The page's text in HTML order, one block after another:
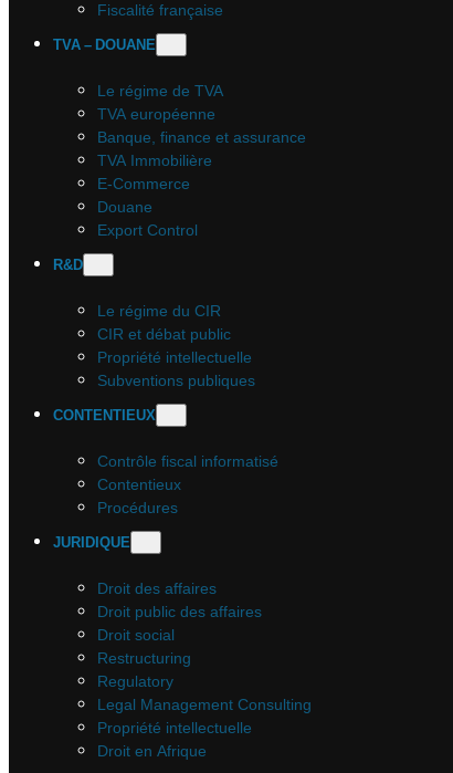
Fiscalité française
TVA – DOUANE
Le régime de TVA
TVA européenne
Banque, finance et assurance
TVA Immobilière
E-Commerce
Douane
Export Control
R&D
Le régime du CIR
CIR et débat public
Propriété intellectuelle
Subventions publiques
CONTENTIEUX
Contrôle fiscal informatisé
Contentieux
Procédures
JURIDIQUE
Droit des affaires
Droit public des affaires
Droit social
Restructuring
Regulatory
Legal Management Consulting
Propriété intellectuelle
Droit en Afrique